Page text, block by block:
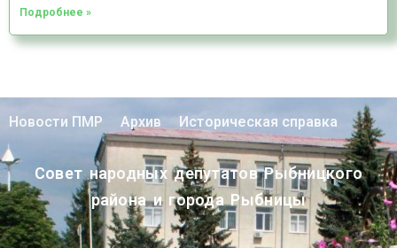
Подробнее »
Новости ПМР Архив Историческая справка
Совет народных депутатов Рыбницкого
района и города Рыбницы